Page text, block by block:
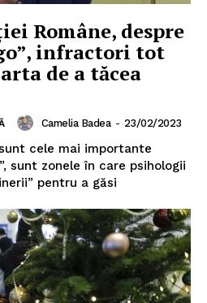
Române, despre
infractori tot
de a tăcea
Camelia Badea - 23/02/2023
cele mai importante
sunt zonele în care psihologii
pentru a găsi